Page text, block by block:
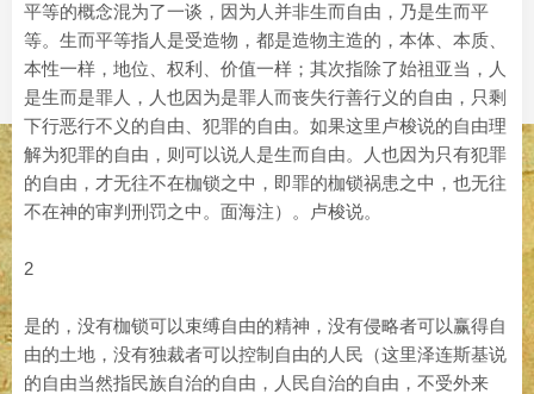
平等的概念混为了一谈，因为人并非生而自由，乃是生而平
等。生而平等指人是受造物，都是造物主造的，本体、本质、
本性一样，地位、权利、价值一样；其次指除了始祖亚当，人
是生而是罪人，人也因为是罪人而丧失行善行义的自由，只剩
下行恶行不义的自由、犯罪的自由。如果这里卢梭说的自由理
解为犯罪的自由，则可以说人是生而自由。人也因为只有犯罪
的自由，才无往不在枷锁之中，即罪的枷锁祸患之中，也无往
不在神的审判刑罚之中。面海注）。卢梭说。
2
是的，没有枷锁可以束缚自由的精神，没有侵略者可以赢得自
由的土地，没有独裁者可以控制自由的人民（这里泽连斯基说
的自由当然指民族自治的自由，人民自治的自由，不受外来